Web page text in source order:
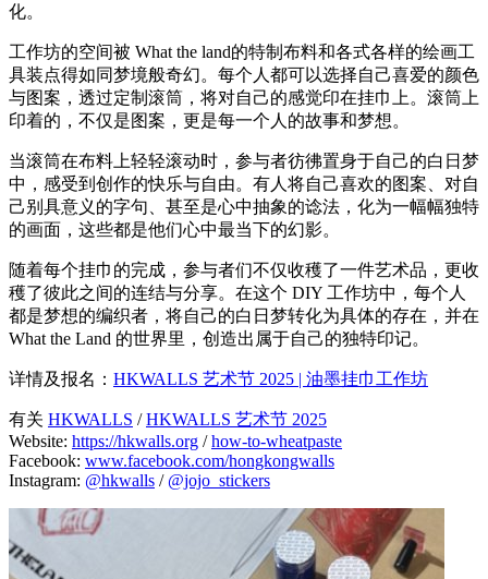
化。
工作坊的空间被 What the land的特制布料和各式各样的绘画工
具装点得如同梦境般奇幻。每个人都可以选择自己喜爱的颜色
与图案，透过定制滚筒，将对自己的感觉印在挂巾上。滚筒上
印着的，不仅是图案，更是每一个人的故事和梦想。
当滚筒在布料上轻轻滚动时，参与者彷彿置身于自己的白日梦
中，感受到创作的快乐与自由。有人将自己喜欢的图案、对自
己别具意义的字句、甚至是心中抽象的谂法，化为一幅幅独特
的画面，这些都是他们心中最当下的幻影。
随着每个挂巾的完成，参与者们不仅收穫了一件艺术品，更收
穫了彼此之间的连结与分享。在这个 DIY 工作坊中，每个人
都是梦想的编织者，将自己的白日梦转化为具体的存在，并在
What the Land 的世界里，创造出属于自己的独特印记。
详情及报名： HKWALLS 艺术节 2025 | 油墨挂巾工作坊
有关 HKWALLS /HKWALLS 艺术节 2025
Website: https://hkwalls.org /how-to-wheatpaste
Facebook: www.facebook.com/hongkongwalls
Instagram: @hkwalls / @jojo_stickers